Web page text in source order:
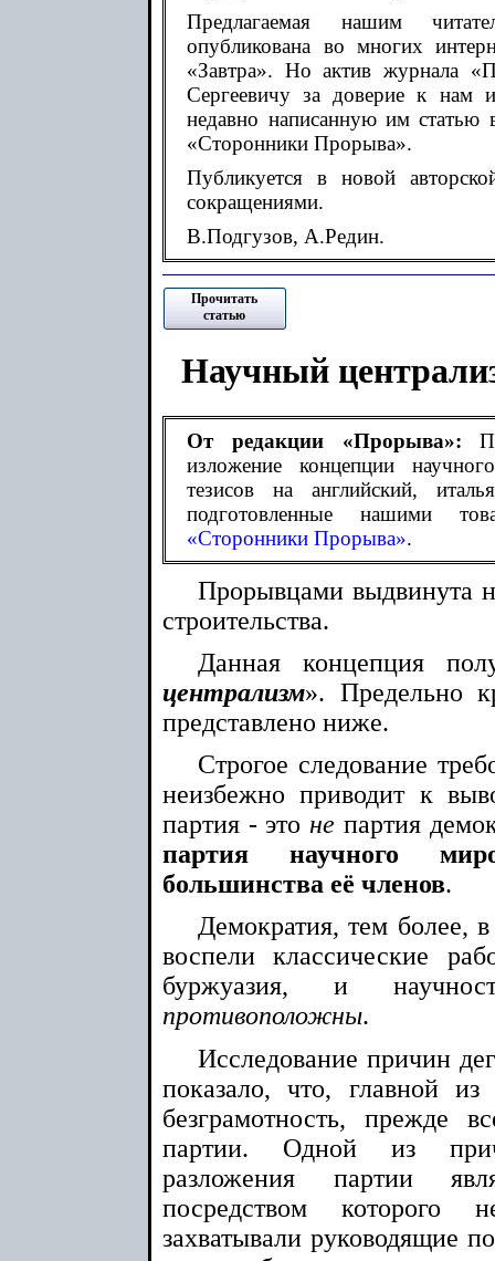
Предлагаемая нашим
опубликована во многих
«Завтра». Но актив журнала
Сергеевичу за доверие к нам
недавно написанную им
«Сторонники Прорыва».
Публикуется в новой
сокращениями.
В.Подгузов, А.Редин.
Прочитать
статью
Научный
От редакции «Прорыва»:
изложение концепции
тезисов на английский,
подготовленные нашими
«Сторонники Прорыва».
Прорывцами выдвинута
строительства.
Данная концепция
централизм». Предельно
представлено ниже.
Строгое следование
неизбежно приводит к
партия - это не партия
партия научного
большинства её членов.
Демократия, тем более,
воспели классические
буржуазия, и
противоположны.
Исследование причин
показало, что, главной
безграмотность, прежде
партии. Одной из
разложения партии
посредством которого
захватывали руководящие